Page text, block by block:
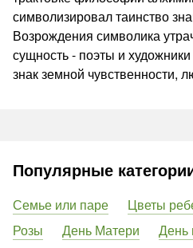
символизировал таинство
Возрождения символика
сущность - поэты и
знак земной чувственности,
Популярные
Семье или паре Цветы
Розы
День Матери День